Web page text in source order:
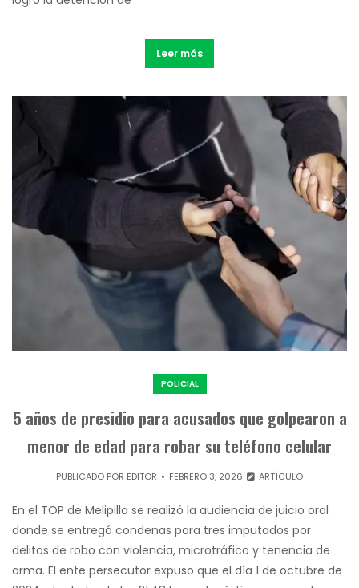
Leer más
POLICIAL
5 años de presidio para acusados que golpearon a
menor de edad para robar su teléfono celular
PUBLICADO POR EDITOR FEBRERO 3, 2026 ARTÍCULO
En el TOP de Melipilla se realizó la audiencia de juicio oral
donde se entregó condenas para tres imputados por
delitos de robo con violencia, microtráfico y tenencia de
arma. El ente persecutor expuso que el día 1 de octubre de